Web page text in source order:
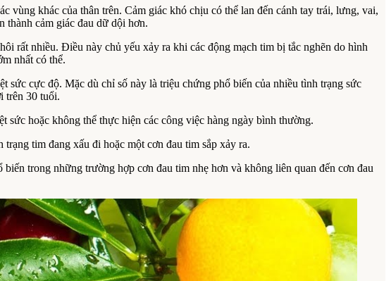
vùng khác của thân trên. Cảm giác khó chịu có thể lan đến cánh tay trái, lưng, vai,
thành cảm giác đau dữ dội hơn.
rất nhiều. Điều này chủ yếu xảy ra khi các động mạch tim bị tắc nghẽn do hình
nhất có thể.
sức cực độ. Mặc dù chỉ số này là triệu chứng phổ biến của nhiều tình trạng sức
trên 30 tuổi.
hoặc không thể thực hiện các công việc hàng ngày bình thường.
tim đang xấu đi hoặc một cơn đau tim sắp xảy ra.
trong những trường hợp cơn đau tim nhẹ hơn và không liên quan đến cơn đau